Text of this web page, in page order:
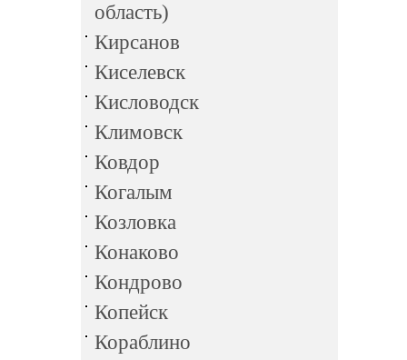
область)
Кирсанов
Киселевск
Кисловодск
Климовск
Ковдор
Когалым
Козловка
Конаково
Кондрово
Копейск
Кораблино